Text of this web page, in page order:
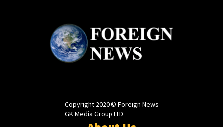
Copyright 2020 © Foreign News
GK Media Group LTD